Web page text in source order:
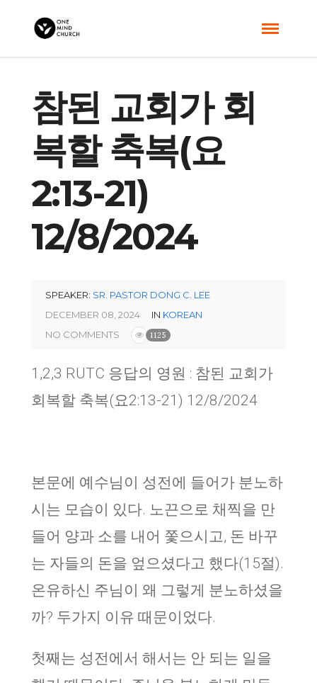
참된 교회가 회
복할 축복(요
2:13-21)
12/8/2024
SPEAKER: SR. PASTOR DONG C. LEE
DECEMBER 08, 2024
IN KOREAN
NO COMMENTS
1125
1,2,3 RUTC 응답의 영원 : 참된 교회가
회복할 축복(요2:13-21) 12/8/2024
본문에 예수님이 성전에 들어가 분노하
시는 모습이 있다. 노끈으로 채찍을 만
들어 양과 소를 내어 쫓으시고, 돈 바꾸
는 자들의 돈을 엎으셨다고 했다(15절).
온유하신 주님이 왜 그렇게 분노하셨을
까? 두가지 이유 때문이었다.
첫째는 성전에서 해서는 안 되는 일을